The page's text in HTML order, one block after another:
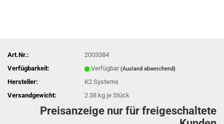
Art.Nr.:
2003384
Verfügbarkeit:
Verfügbar(Ausland abweichend)
Hersteller:
K2 Systems
Versandgewicht:
2.38 kg je Stück
Preisanzeige nur für freigeschaltete